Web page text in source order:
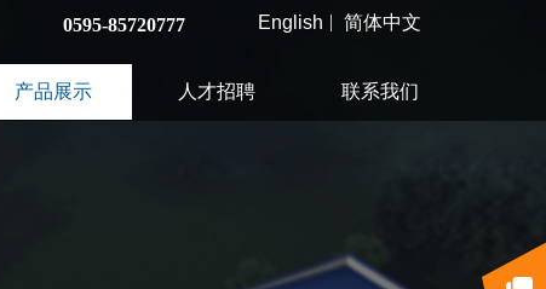
English 简体中文
0595-85720777
产品展示 人才招聘 联系我们